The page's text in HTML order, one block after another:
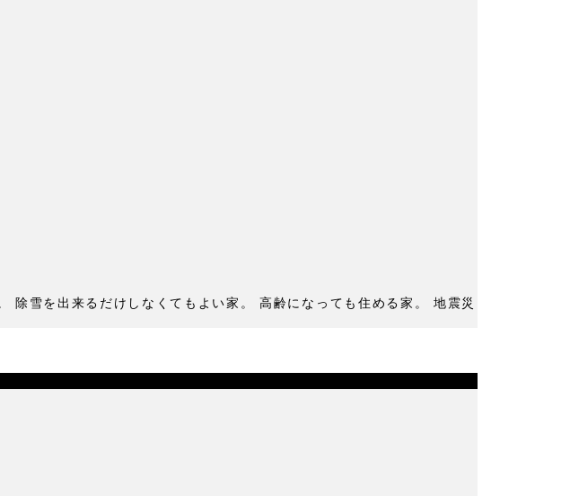
雪を出来るだけしなくてもよい家。 高齢になっても住める家。 地震災